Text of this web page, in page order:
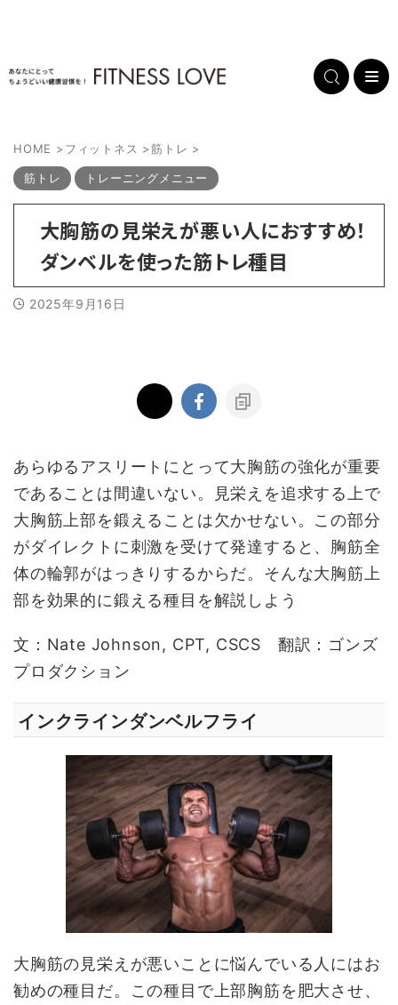
HOME >フィットネス >筋トレ >
筋トレ トレーニングメニュー
大胸筋の見栄えが悪い人におすすめ！
ダンベルを使った筋トレ種目
2025年9月16日
あらゆるアスリートにとって大胸筋の強化が重要
であることは間違いない。見栄えを追求する上で
大胸筋上部を鍛えることは欠かせない。この部分
がダイレクトに刺激を受けて発達すると、胸筋全
体の輪郭がはっきりするからだ。そんな大胸筋上
部を効果的に鍛える種目を解説しよう
文：Nate Johnson, CPT, CSCS 翻訳：ゴンズ
プロダクション
インクラインダンベルフライ
大胸筋の見栄えが悪いことに悩んでいる人にはお
勧めの種目だ。この種目で上部胸筋を肥大させ、